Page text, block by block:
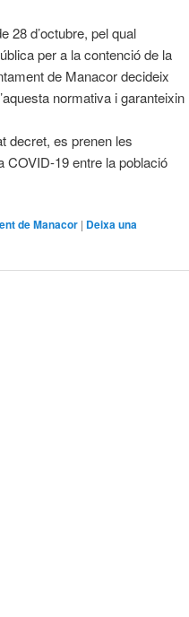
28 d’octubre, pel qual
per a la contenció de la
de Manacor decideix
normativa i garanteixin
decret, es prenen les
COVID-19 entre la població
de Manacor | Deixa una